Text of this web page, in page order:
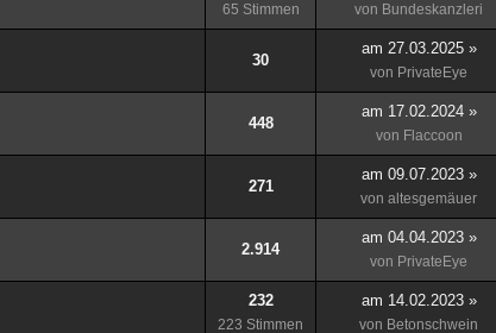
65 Stimmen von Bundeskanzleri
30
am 27.03.2025 »
von PrivateEye
448
am 17.02.2024 »
von Flaccoon
271
am 09.07.2023 »
von altesgemäuer
2.914
am 04.04.2023 »
von PrivateEye
232
223 Stimmen
am 14.02.2023 »
von Betonschwein